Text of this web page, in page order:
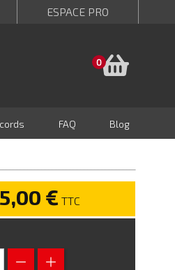
ESPACE PRO
0
FAQ Blog
€ TTC